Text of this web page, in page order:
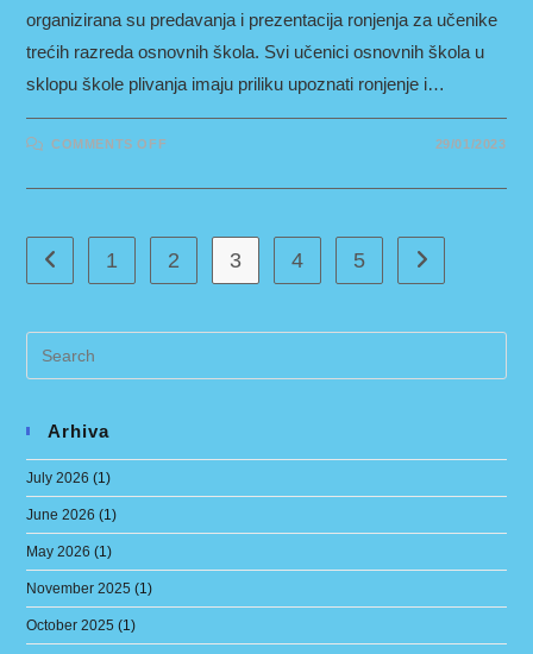
organizirana su predavanja i prezentacija ronjenja za učenike
trećih razreda osnovnih škola. Svi učenici osnovnih škola u
sklopu škole plivanja imaju priliku upoznati ronjenje i…
COMMENTS OFF
ZA
29/01/2023
Go to the previous page
1 2 3 4 5 Go to the next
Arhiva
July 2026 (1)
June 2026 (1)
May 2026 (1)
November 2025 (1)
October 2025 (1)